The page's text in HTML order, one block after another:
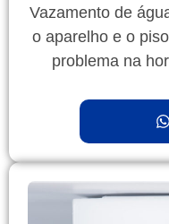
Vazamento de
o aparelho e o
problema na